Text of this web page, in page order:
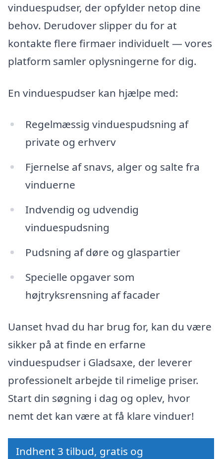
vinduespudser, der opfylder netop dine
behov. Derudover slipper du for at
kontakte flere firmaer individuelt — vores
platform samler oplysningerne for dig.
En vinduespudser kan hjælpe med:
Regelmæssig vinduespudsning af
private og erhverv
Fjernelse af snavs, alger og salte fra
vinduerne
Indvendig og udvendig
vinduespudsning
Pudsning af døre og glaspartier
Specielle opgaver som
højtryksrensning af facader
Uanset hvad du har brug for, kan du være
sikker på at finde en erfarne
vinduespudser i Gladsaxe, der leverer
professionelt arbejde til rimelige priser.
Start din søgning i dag og oplev, hvor
nemt det kan være at få klare vinduer!
Indhent 3 tilbud, gratis og